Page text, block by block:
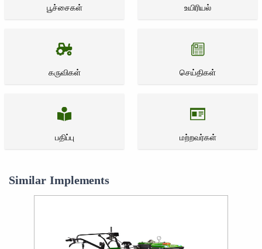
பூச்சைகள் உயிரியல்
கருவிகள் செய்திகள்
பதிப்பு மற்றவர்கள்
Similar Implements